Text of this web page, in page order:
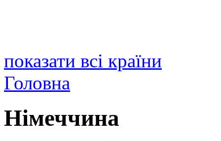
показати всі країни
Головна
Німеччина